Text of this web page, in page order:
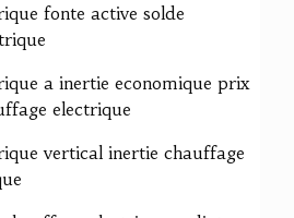
fonte active solde
a inertie economique prix
electrique
vertical inertie chauffage